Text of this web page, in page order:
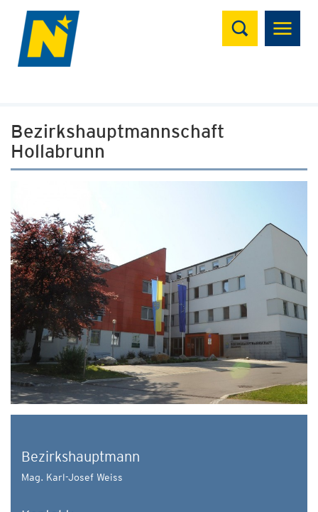
Suchen
Bezirkshauptmannschaft
Hollabrunn
Bezirkshauptmann
Mag. Karl-Josef Weiss